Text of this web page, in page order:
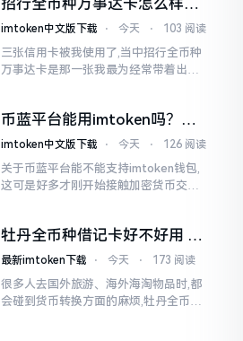
借由对工作量予以证明证实而后产出的
招行全币种万事达卡怎么样值
得办吗
imtoken中文版下载 ⋅ 今天 ⋅ 103 阅读
三张信用卡被我使用了,当中招行全币种
万事达卡是那一张我最为经常带着出门
开过身体。
币蓝平台能用imtoken吗？一
文讲清楚充值提现问题
imtoken中文版下载 ⋅ 今天 ⋅ 126 阅读
关于币蓝平台能不能支持imtoken钱包,
这可是好多才刚开始接触加密货币交易
老手的人
牡丹全币种借记卡好不好用 跨
境消费值得办吗
最新imtoken下载 ⋅ 今天 ⋅ 173 阅读
很多人去国外旅游、海外海淘物品时,都
会碰到货币转换方面的麻烦,牡丹全币种